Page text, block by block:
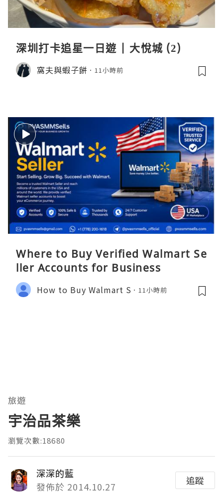
深圳打卡追星一日遊 | 大悅城 (2)
窩夫與蝦子餅 11小時前
Where to Buy Verified Walmart Se
ller Accounts for Business
How to Buy Walmart S 11小時前
旅遊
宇治品茶樂
瀏覽次數:18680
深深的藍
發佈於 2014.10.27
追蹤